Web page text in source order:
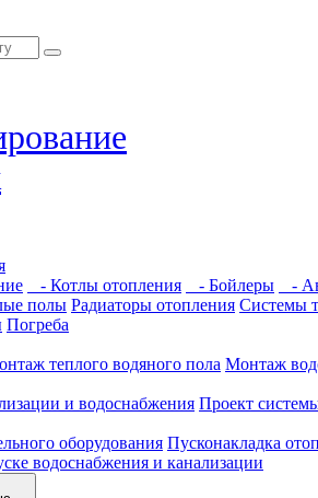
- Котлы отопления - Бойлеры
-
полы Радиаторы отопления Системы
Погреба
теплого водяного пола Монтаж
и водоснабжения Проект
оборудования Пусконакладка
водоснабжения и канализации